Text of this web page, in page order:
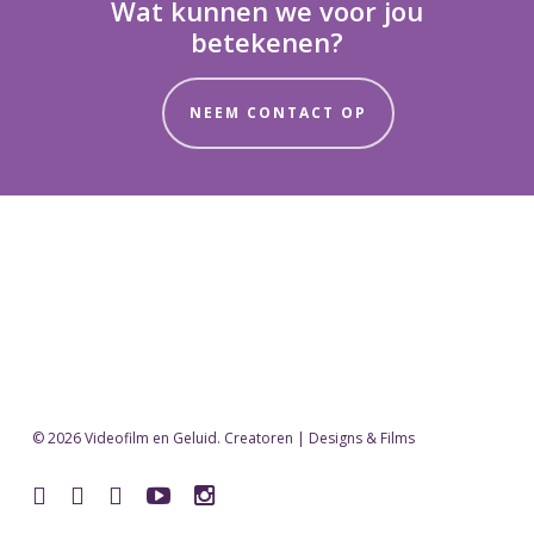
Wat kunnen we voor jou
betekenen?
NEEM CONTACT OP
© 2026 Videofilm en Geluid. Creatoren | Designs & Films
facebookvimeopinterestyoutubeinstagram